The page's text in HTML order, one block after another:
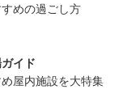
めの過ごし方
イド
屋内施設を大特集